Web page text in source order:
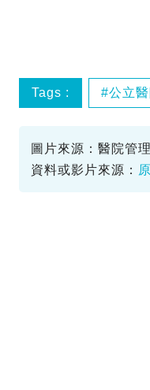
Tags : 公立
圖片來源：醫院管
資料或影片來源：